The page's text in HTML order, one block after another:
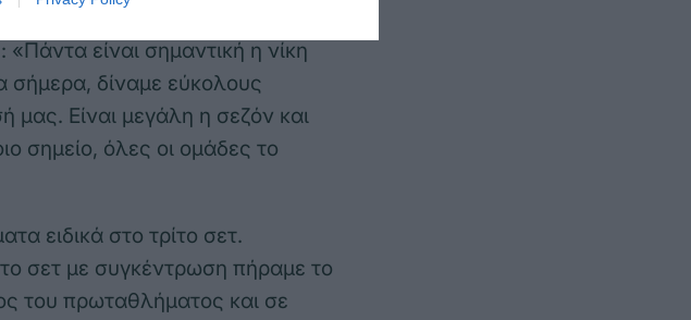
είναι σημαντική η νίκη
σήμερα, δίναμε εύκολους
μας. Είναι μεγάλη η σεζόν και
σημείο, όλες οι ομάδες το
ειδικά στο τρίτο σετ.
σετ με συγκέντρωση πήραμε το
του πρωταθλήματος και σε